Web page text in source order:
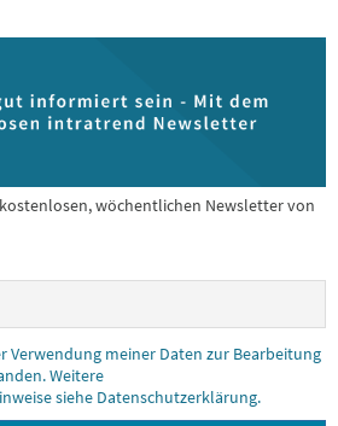
wöchentlichen Newsletter von
Verwendung meiner Daten zur Bearbeitung
Weitere
siehe Datenschutzerklärung.